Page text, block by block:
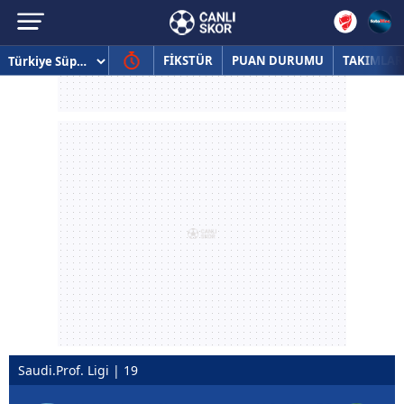
FİKSTÜR PUAN DURUMU TAKIMLAR
Saudi.Prof. Ligi | 19